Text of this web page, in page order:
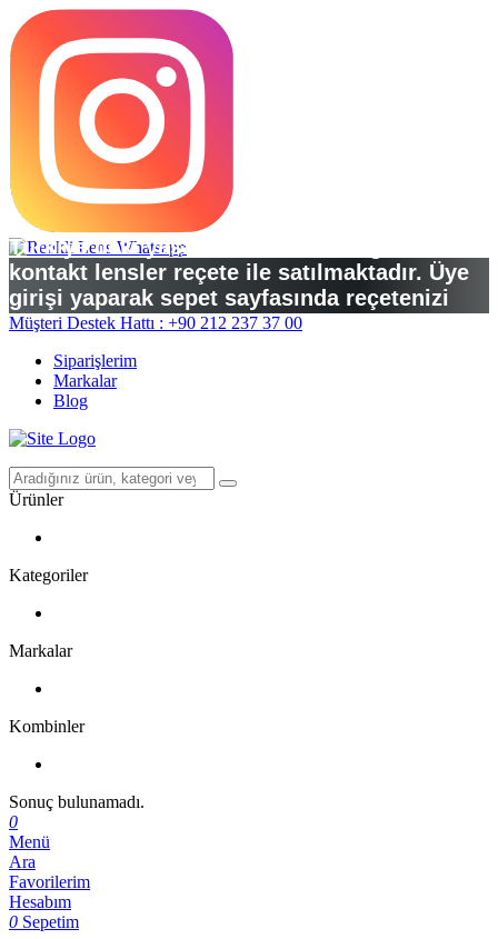
Türkiye’deki yasal düzenlemelere göre
kontakt lensler reçete ile satılmaktadır. Üye
girişi yaparak sepet sayfasında reçetenizi
yükleyebilirsiniz.
Müşteri Destek Hattı : +90 212 237 37 00
Siparişlerim
Markalar
Blog
Ürünler
Kategoriler
Markalar
Kombinler
Sonuç bulunamadı.
0
Menü
Ara
Favorilerim
Hesabım
0 Sepetim